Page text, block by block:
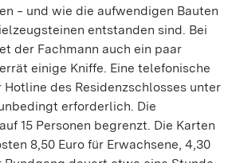
‒ und wie die aufwendigen Bauten
entstanden sind. Bei
der Fachmann auch ein paar
einige Kniffe. Eine telefonische
des Residenzschlosses unter
erforderlich. Die
15 Personen begrenzt. Die Karten
8,50 Euro für Erwachsene, 4,30